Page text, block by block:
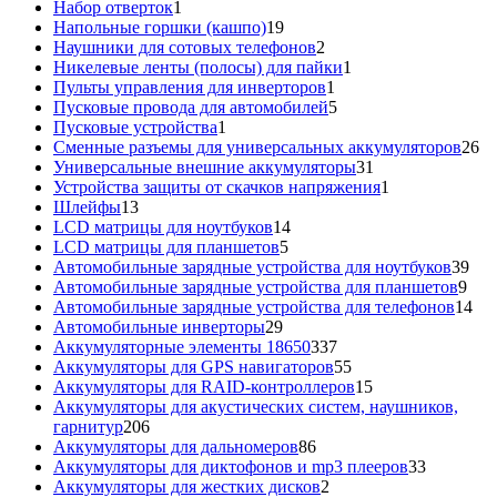
товаров
Набор отверток1
товар
Напольные горшки (кашпо)1919
товаров
Наушники для сотовых телефонов2
товара
Никелевые ленты (полосы) для пайки1
Пульты управления для инверторов1
товар
Пусковые провода для автомобилей55
Пусковые устройства1
товар
Сменные разъемы для универсальных аккумуляторов2626
Универсальные внешние аккумуляторы31
товар
Устройства защиты от скачков напряжения1
Шлейфы1313
товаров
LCD матрицы для ноутбуков1414
LCD матрицы для планшетов55
товаров
Автомобильные зарядные устройства для ноутбуков3939
Автомобильные зарядные устройства для планшетов99
Автомобильные зарядные устройства для телефонов1414
Автомобильные инверторы2929
товаров
Аккумуляторные элементы 18650337337
товаров
Аккумуляторы для GPS навигаторов5555
товаров
Аккумуляторы для RAID-контроллеров1515
товаров
Аккумуляторы для акустических систем, наушников,
гарнитур206206
товаров
Аккумуляторы для дальномеров8686
товаров
Аккумуляторы для диктофонов и mp3 плееров3333
Аккумуляторы для жестких дисков2